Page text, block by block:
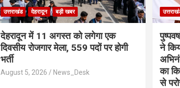
उत्तराखंड देहरादून बड़ी खबर
​देहरादून में 11 अगस्त को लगेगा एक
दिवसीय रोजगार मेला, 559 पदों पर होगी
भर्ती
August 5, 2026 News_Desk
ने
का
से